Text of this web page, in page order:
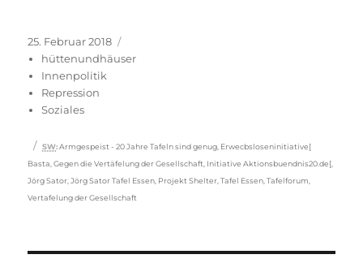
Veröffentlicht
am
25. Februar 2018
hüttenundhäuser
Innenpolitik
Repression
Soziales
Schlagwörter
SW: Armgespeist - 20 Jahre Tafeln sind genug Erwecbsloseninitiative[
Basta ,Gegen die Vertäfelung der Gesellschaft Initiative Aktionsbuendnis20.de[
Jörg Sator ,Jörg Sator Tafel Essen Projekt Shelter ,Tafel Essen ,Tafelforum
Vertafelung der Gesellschaft